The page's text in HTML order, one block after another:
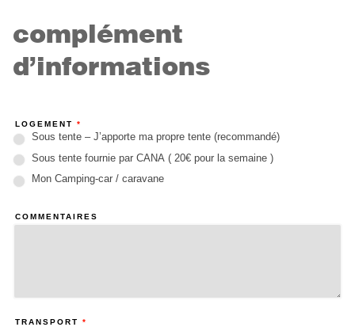
complément
d’informations
LOGEMENT *
Sous tente – J’apporte ma propre tente (recommandé)
Sous tente fournie par CANA ( 20€ pour la semaine )
Mon Camping-car / caravane
COMMENTAIRES
TRANSPORT *